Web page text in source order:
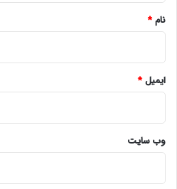
نام*
ایمیل*
وب‌ سایت